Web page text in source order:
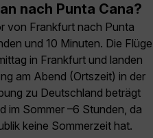
nach Punta Cana?
von Frankfurt nach Punta
und 10 Minuten. Die Flüge
in Frankfurt und landen
am Abend (Ortszeit) in der
zu Deutschland beträgt
im Sommer –6 Stunden, da
keine Sommerzeit hat.